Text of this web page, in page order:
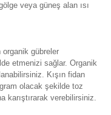
veya güneş alan ısı
organik gübreler
etmenizi sağlar. Organik
Kışın fidan
olacak şekilde toz
karıştırarak verebilirsiniz.